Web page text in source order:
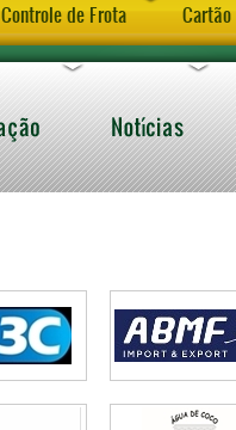
Controle de Frota